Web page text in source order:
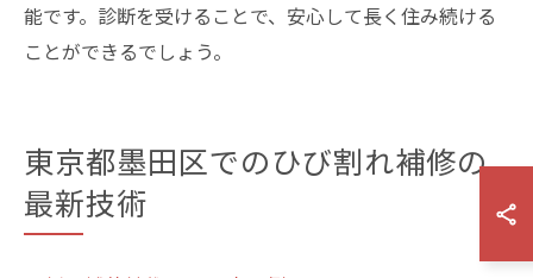
能です。診断を受けることで、安心して長く住み続ける
ことができるでしょう。
東京都墨田区でのひび割れ補修の
最新技術